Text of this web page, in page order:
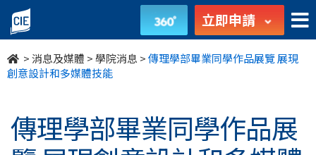
傳
理
學
畢
立即申請
>消息及媒體 >學院消息 >傳理學部畢業同學作品展覽 展現
創意設計和多媒體技能
傳理學部畢業同學作品展